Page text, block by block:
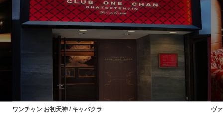
ワンチャン お初天神 / キャバクラ ヴ